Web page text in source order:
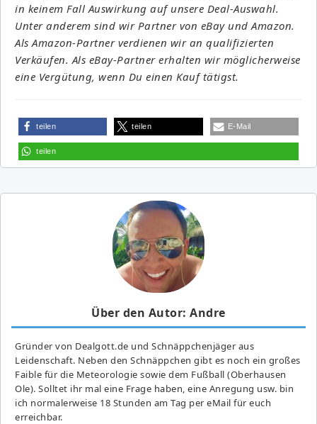
in keinem Fall Auswirkung auf unsere Deal-Auswahl.
Unter anderem sind wir Partner von eBay und Amazon.
Als Amazon-Partner verdienen wir an qualifizierten
Verkäufen. Als eBay-Partner erhalten wir möglicherweise
eine Vergütung, wenn Du einen Kauf tätigst.
teilen teilen E-Mail
teilen
Über den Autor: Andre
Gründer von Dealgott.de und Schnäppchenjäger aus
Leidenschaft. Neben den Schnäppchen gibt es noch ein großes
Fai­ble für die Meteorologie sowie dem Fußball (Oberhausen
Ole). Solltet ihr mal eine Frage haben, eine Anregung usw. bin
ich normalerweise 18 Stunden am Tag per eMail für euch
erreichbar.